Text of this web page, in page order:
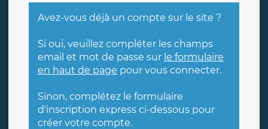
Avez-vous déjà un compte sur le site ?
Si oui, veuillez compléter les champs
email et mot de passe sur le formulaire
en haut de page pour vous connecter.
Sinon, complétez le formulaire
d'inscription express ci-dessous pour
créer votre compte.